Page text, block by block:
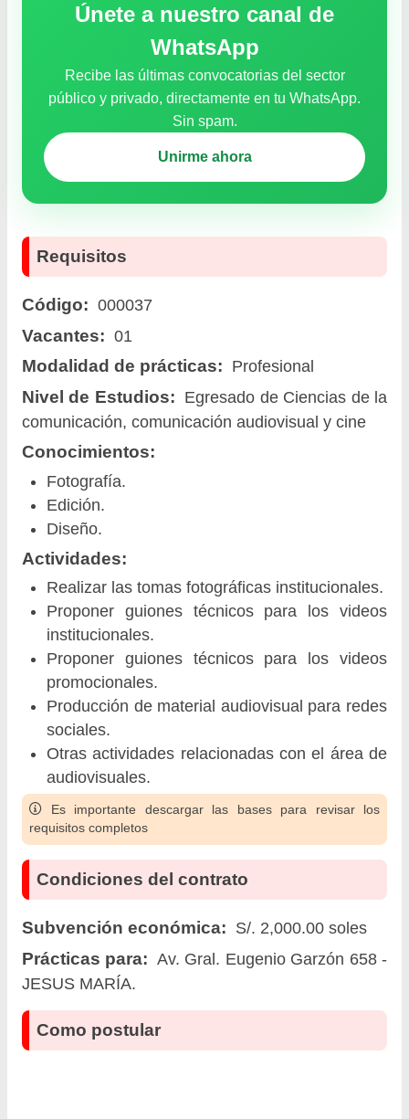
Únete a nuestro canal de
WhatsApp
Recibe las últimas convocatorias del sector
público y privado, directamente en tu WhatsApp.
Sin spam.
Unirme ahora
Requisitos
Código: 000037
Vacantes: 01
Modalidad de prácticas: Profesional
Nivel de Estudios: Egresado de Ciencias de la
comunicación, comunicación audiovisual y cine
Conocimientos:
Fotografía.
Edición.
Diseño.
Actividades:
Realizar las tomas fotográficas institucionales.
Proponer guiones técnicos para los videos
institucionales.
Proponer guiones técnicos para los videos
promocionales.
Producción de material audiovisual para redes
sociales.
Otras actividades relacionadas con el área de
audiovisuales.
Es importante descargar las bases para revisar los
requisitos completos
Condiciones del contrato
Subvención económica: S/. 2,000.00 soles
Prácticas para: Av. Gral. Eugenio Garzón 658 -
JESUS MARÍA.
Como postular